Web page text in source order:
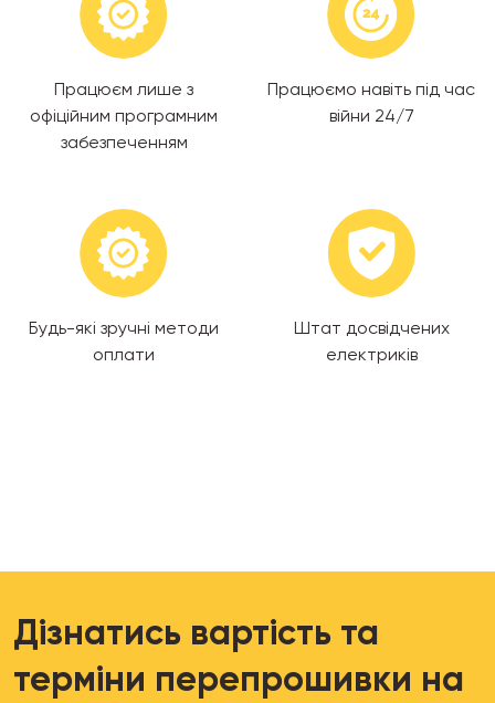
Працюєм лише з
офіційним програмним
забезпеченням
Працюємо навіть під час
війни 24/7
Будь-які зручні методи
оплати
Штат досвідчених
електриків
Дізнатись вартість та
терміни перепрошивки на